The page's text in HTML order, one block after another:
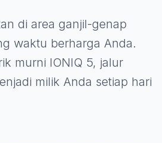
di area ganjil-genap
waktu berharga Anda.
murni IONIQ 5, jalur
milik Anda setiap hari